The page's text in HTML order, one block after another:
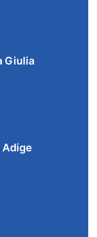
Giulia
Adige